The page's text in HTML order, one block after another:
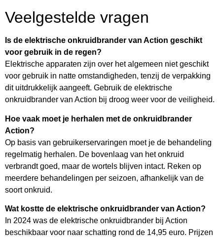
Veelgestelde vragen
Is de elektrische onkruidbrander van Action geschikt
voor gebruik in de regen?
Elektrische apparaten zijn over het algemeen niet geschikt
voor gebruik in natte omstandigheden, tenzij de verpakking
dit uitdrukkelijk aangeeft. Gebruik de elektrische
onkruidbrander van Action bij droog weer voor de veiligheid.
Hoe vaak moet je herhalen met de onkruidbrander
Action?
Op basis van gebruikerservaringen moet je de behandeling
regelmatig herhalen. De bovenlaag van het onkruid
verbrandt goed, maar de wortels blijven intact. Reken op
meerdere behandelingen per seizoen, afhankelijk van de
soort onkruid.
Wat kostte de elektrische onkruidbrander van Action?
In 2024 was de elektrische onkruidbrander bij Action
beschikbaar voor naar schatting rond de 14,95 euro. Prijzen